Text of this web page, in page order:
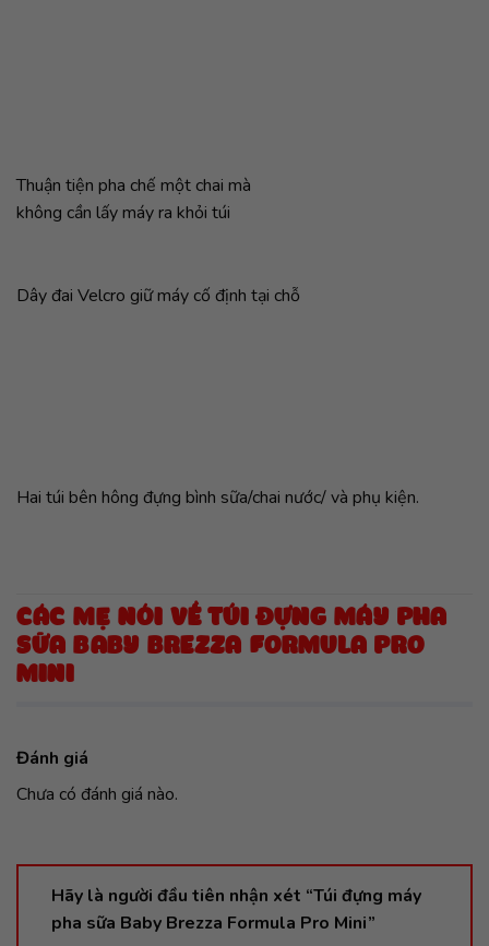
Thuận tiện pha chế một chai mà
không cần lấy máy ra khỏi túi
Dây đai Velcro giữ máy cố định tại chỗ
Hai túi bên hông đựng bình sữa/chai nước/ và phụ kiện.
CÁC MẸ NÓI VỀ TÚI ĐỰNG MÁY PHA
SỮA BABY BREZZA FORMULA PRO
MINI
Đánh giá
Chưa có đánh giá nào.
Hãy là người đầu tiên nhận xét “Túi đựng máy
pha sữa Baby Brezza Formula Pro Mini”